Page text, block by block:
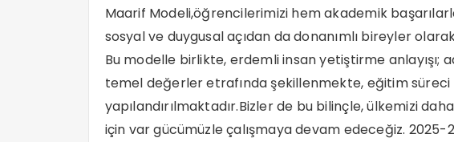
Maarif Modeli,öğrencilerimizi hem akademik
sosyal ve duygusal açıdan da donanımlı bireyler
Bu modelle birlikte, erdemli insan yetiştirme anlayışı;
temel değerler etrafında şekillenmekte, eğitim
yapılandırılmaktadır.Bizler de bu bilinçle, ülkemizi
için var gücümüzle çalışmaya devam edeceğiz.